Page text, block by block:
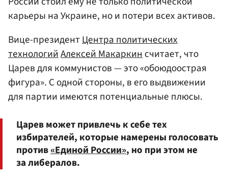
карьеры на Украине, но и потери всех активов.
Вице-президентЦентра политических
технологийАлексей Макаркинсчитает, что
Царев для коммунистов — это «обоюдоострая
фигура». С одной стороны, в его выдвижении
для партии имеются потенциальные плюсы.
Царев может привлечь к себе тех
избирателей, которые намерены голосовать
против«Единой России», но при этом не
за либералов.